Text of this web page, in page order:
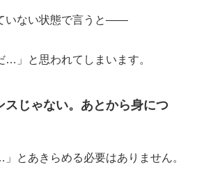
いない状態で言うと——
…」と思われてしまいます。
スじゃない。あとから身につ
」とあきらめる必要はありません。